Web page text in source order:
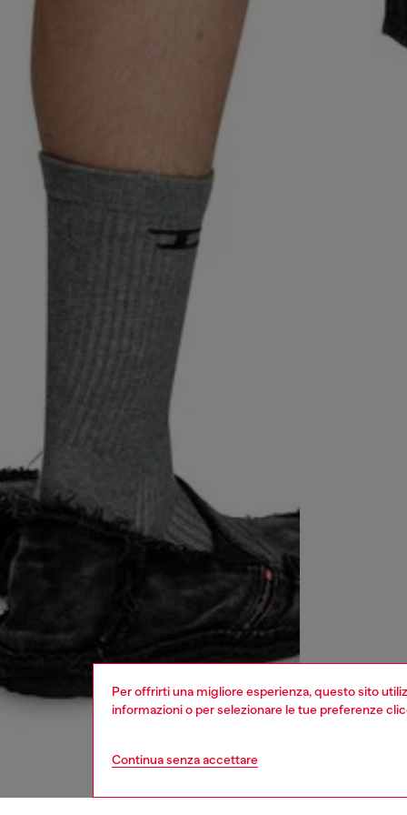
Per offrirti una migliore esperienza, questo sito
informazioni o per selezionare le tue preferenze
Continua senza accettare